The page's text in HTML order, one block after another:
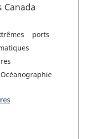
Canada
ports
Océanographie